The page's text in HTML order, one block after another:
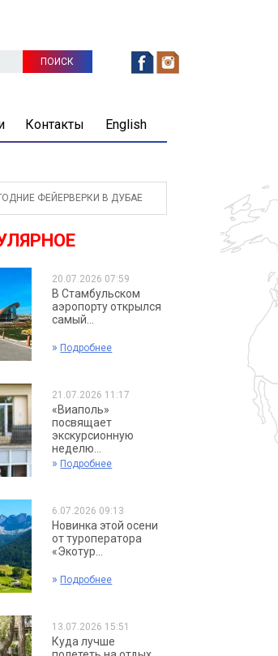
Контакты English
ФЕЙЕРВЕРКИ В ДУБАЕ
20.07.2026 07:59
В Стамбульском
аэропорту открылся
самый...
» Подробнее
21.07.2026 11:17
«Виаполь»
посвящает
экскурсионную
неделю...
» Подробнее
6.07.2026 09:13
Новинка этой осени
от туроператора
«Экотур...
» Подробнее
13.07.2026 15:51
Куда лучше